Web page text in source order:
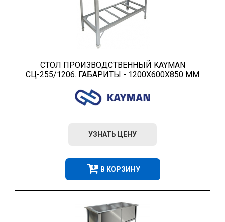
СТОЛ ПРОИЗВОДСТВЕННЫЙ KAYMAN
СЦ-255/1206. ГАБАРИТЫ - 1200Х600Х850 ММ
УЗНАТЬ ЦЕНУ
В КОРЗИНУ